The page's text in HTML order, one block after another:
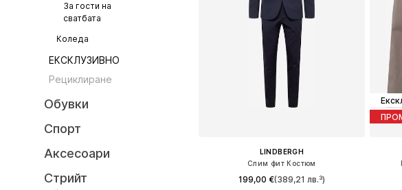
За гости на
сватбата
Коледа
ЕКСКЛУЗИВНО
Рециклиране
Обувки
Спорт
Аксесоари
Стрийт
LINDBERGH
Слим фит Костюм
199,00 €(389,21 лв.³)